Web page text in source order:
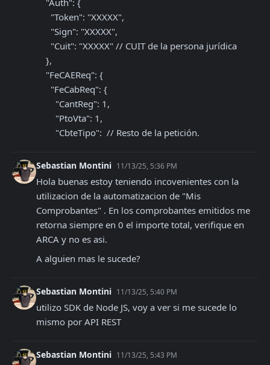
        "CbteTipo":  // Resto de la petición.
Sebastian Montini 11/13/25, 5:36 PM
Hola buenas estoy teniendo incovenientes con la
utilizacion de la automatizacion de "Mis
Comprobantes" . En los comprobantes emitidos me
retorna siempre en 0 el importe total, verifique en
ARCA y no es asi.
A alguien mas le sucede?
Sebastian Montini 11/13/25, 5:40 PM
utilizo SDK de Node JS, voy a ver si me sucede lo
mismo por API REST
Sebastian Montini 11/13/25, 5:43 PM